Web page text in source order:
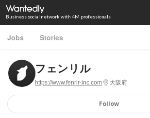
Business social network with 4M professionals
Jobs Stories
フェンリル
https://www.fenrir-inc.com 大阪府
Follow